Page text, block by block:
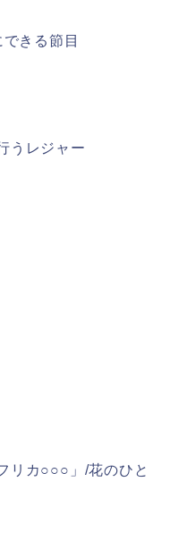
きる節目
うレジャー
リカ○○○」/花のひと